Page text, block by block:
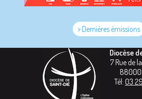
> Dernières émissions
Diocèse
7 Rue de
88000
Tél: 03